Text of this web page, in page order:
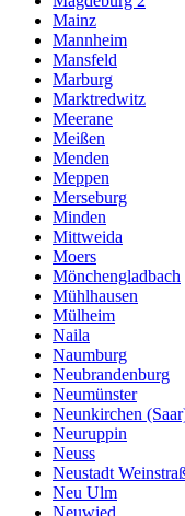
Mainz
Mannheim
Mansfeld
Marburg
Marktredwitz
Meerane
Meißen
Menden
Meppen
Merseburg
Minden
Mittweida
Moers
Mönchengladbach
Mühlhausen
Mülheim
Naila
Naumburg
Neubrandenburg
Neumünster
Neunkirchen
Neuruppin
Neuss
Neustadt
Neu Ulm